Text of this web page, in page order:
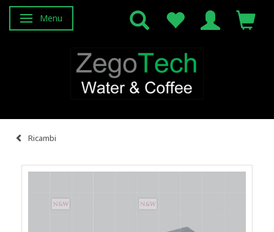
Attiva/disattiva navigazione
Menu
Ricambi